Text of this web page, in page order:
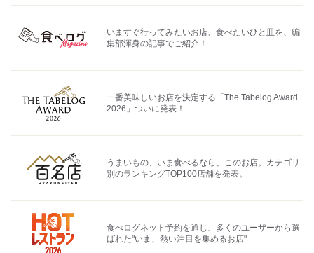
いますぐ行ってみたいお店、食べたいひと皿を、編
集部渾身の記事でご紹介！
一番美味しいお店を決定する「The Tabelog Award
2026」ついに発表！
うまいもの、いま食べるなら、このお店。カテゴリ
別のランキングTOP100店舗を発表。
食べログネット予約を通じ、多くのユーザーから選
ばれた"いま、熱い注目を集めるお店"